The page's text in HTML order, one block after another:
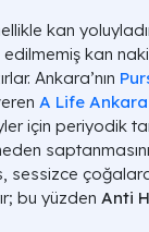
kan
edilmemiş kan
Ankara’nın
A Life
için periyodik
sessizce
bu yüzden Anti